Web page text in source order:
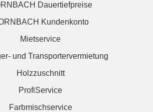
Dauertiefpreise
Kundenkonto
Mietservice
und Transportervermietung
Holzzuschnitt
ProfiService
Farbmischservice